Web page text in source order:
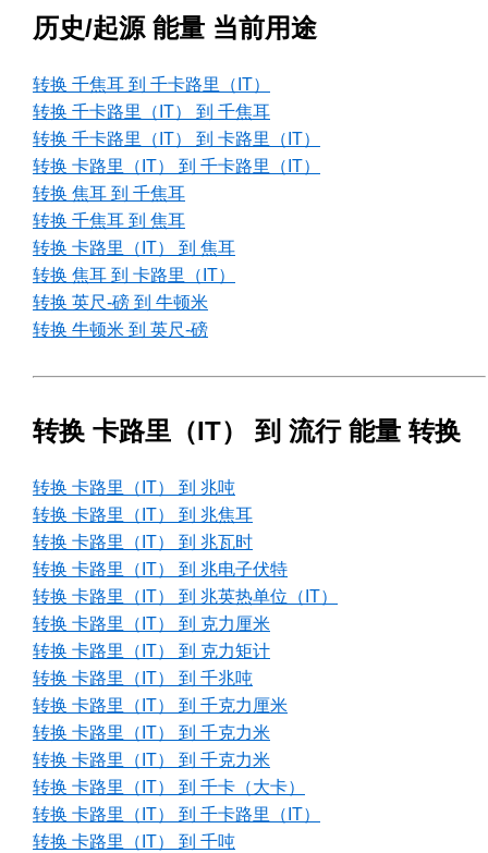
历史/起源 能量 当前用途
转换 千焦耳 到 千卡路里（IT）
转换 千卡路里（IT） 到 千焦耳
转换 千卡路里（IT） 到 卡路里（IT）
转换 卡路里（IT） 到 千卡路里（IT）
转换 焦耳 到 千焦耳
转换 千焦耳 到 焦耳
转换 卡路里（IT） 到 焦耳
转换 焦耳 到 卡路里（IT）
转换 英尺-磅 到 牛顿米
转换 牛顿米 到 英尺-磅
转换 卡路里（IT） 到 流行 能量 转换
转换 卡路里（IT） 到 兆吨
转换 卡路里（IT） 到 兆焦耳
转换 卡路里（IT） 到 兆瓦时
转换 卡路里（IT） 到 兆电子伏特
转换 卡路里（IT） 到 兆英热单位（IT）
转换 卡路里（IT） 到 克力厘米
转换 卡路里（IT） 到 克力矩计
转换 卡路里（IT） 到 千兆吨
转换 卡路里（IT） 到 千克力厘米
转换 卡路里（IT） 到 千克力米
转换 卡路里（IT） 到 千克力米
转换 卡路里（IT） 到 千卡（大卡）
转换 卡路里（IT） 到 千卡路里（IT）
转换 卡路里（IT） 到 千吨